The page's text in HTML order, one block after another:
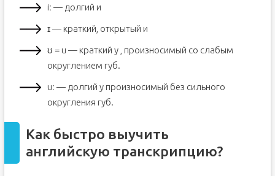
iː — долгий и
ɪ — краткий, открытый и
ʊ = u — краткий у , произносимый со слабым
округлением губ.
uː — долгий у произносимый без сильного
округления губ.
Как быстро выучить
английскую транскрипцию?